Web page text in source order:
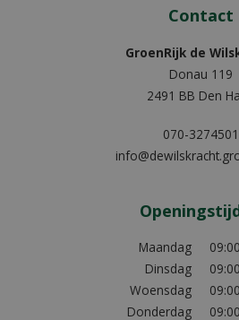
Contact
GroenRijk de
Donau 119
2491 BB Den
070-3274501
Maandag
Dinsdag
Woensdag
Donderdag